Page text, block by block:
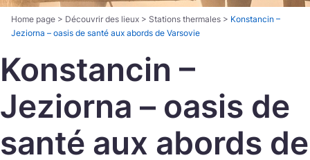
Português Norsk
Україна
Zamknij
Home page > Découvrir des lieux > Stations thermales > Konstancin –
Jeziorna – oasis de santé aux abords de Varsovie
Konstancin –
Jeziorna – oasis de
santé aux abords de